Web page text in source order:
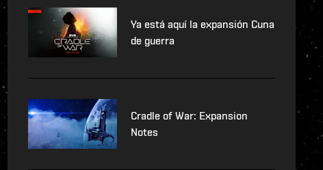
Ya está aquí la expansión Cuna
de guerra
Cradle of War: Expansion
Notes